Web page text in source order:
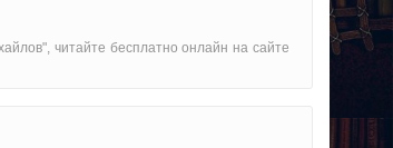
читайте бесплатно онлайн на сайте